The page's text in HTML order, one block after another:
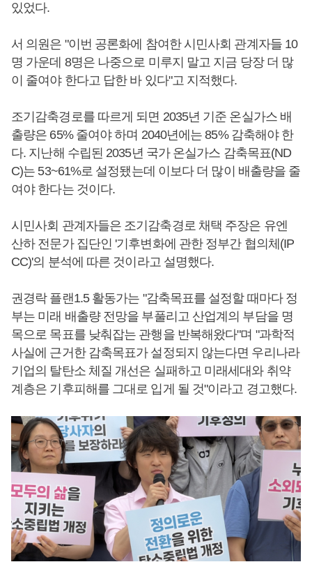
있었다.
서 의원은 "이번 공론화에 참여한 시민사회 관계자들 10
명 가운데 8명은 나중으로 미루지 말고 지금 당장 더 많
이 줄여야 한다고 답한 바 있다"고 지적했다.
조기감축경로를 따르게 되면 2035년 기준 온실가스 배
출량은 65% 줄여야 하며 2040년에는 85% 감축해야 한
다. 지난해 수립된 2035년 국가 온실가스 감축목표(ND
C)는 53~61%로 설정됐는데 이보다 더 많이 배출량을 줄
여야 한다는 것이다.
시민사회 관계자들은 조기감축경로 채택 주장은 유엔
산하 전문가 집단인 '기후변화에 관한 정부간 협의체(IP
CC)'의 분석에 따른 것이라고 설명했다.
권경락 플랜1.5 활동가는 "감축목표를 설정할 때마다 정
부는 미래 배출량 전망을 부풀리고 산업계의 부담을 명
목으로 목표를 낮춰잡는 관행을 반복해왔다"며 "과학적
사실에 근거한 감축목표가 설정되지 않는다면 우리나라
기업의 탈탄소 체질 개선은 실패하고 미래세대와 취약
계층은 기후피해를 그대로 입게 될 것"이라고 경고했다.